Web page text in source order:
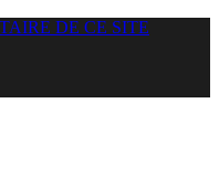
DE CE SITE